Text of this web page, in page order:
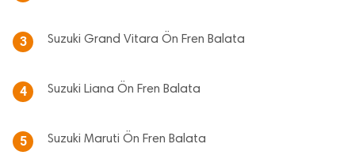
3 Suzuki Grand Vitara Ön Fren Balata
4 Suzuki Liana Ön Fren Balata
5 Suzuki Maruti Ön Fren Balata